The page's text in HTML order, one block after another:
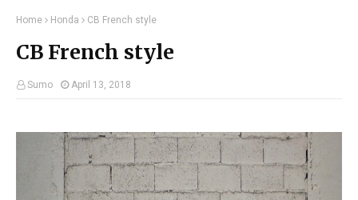
Home Honda CB French style
CB French style
Sumo April 13, 2018